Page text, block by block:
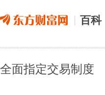
百科
全面指定交易制度